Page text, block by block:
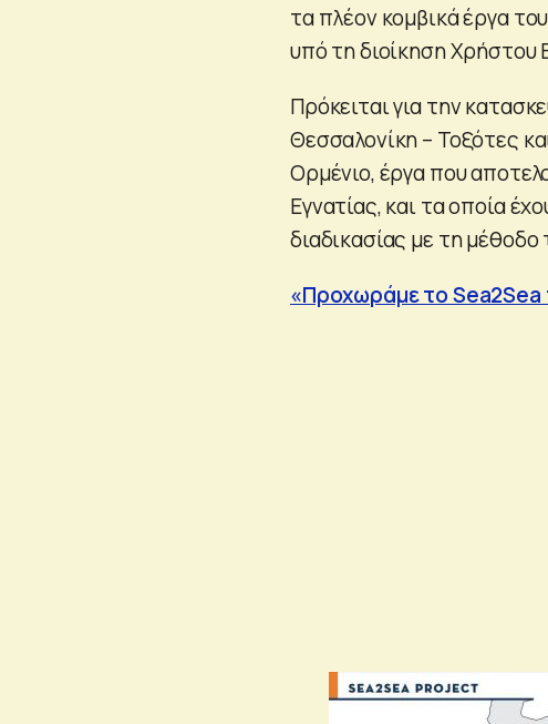
τα πλέον κομβικά έργα
υπό τη διοίκηση Χρήστου
Πρόκειται για την
Θεσσαλονίκη – Τοξότες
Ορμένιο, έργα που
Εγνατίας, και τα οποία
διαδικασίας με τη μέθοδο
«Προχωράμε το